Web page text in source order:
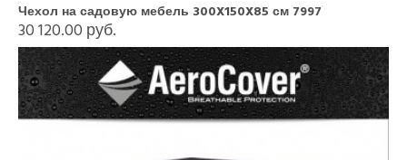
Чехол на садовую мебель 300X150X85 см 7997
30 120.00 руб.